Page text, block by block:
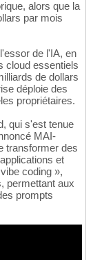
alors que la
par mois
de l'IA, en
cloud essentiels
de dollars
déploie des
propriétaires.
qui s'est tenue
MAI-
transformer des
et
coding »,
permettant aux
prompts